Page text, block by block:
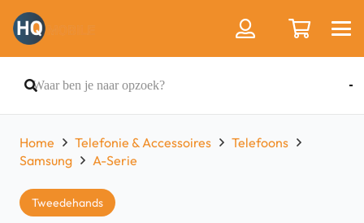
Home Telefonie & Accessoires
Telefoons
Samsung
A-Serie
Tweedehands